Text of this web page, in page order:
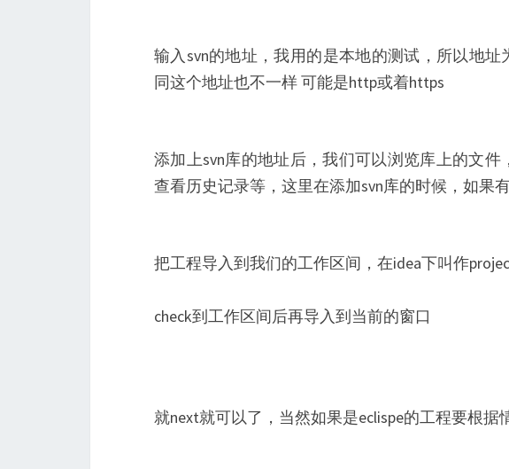
输入svn的地址，我用的是本地的测试，所以地址
同这个地址也不一样 可能是http或着https
添加上svn库的地址后，我们可以浏览库上的文件
查看历史记录等，这里在添加svn库的时候，如果
把工程导入到我们的工作区间，在idea下叫作
check到工作区间后再导入到当前的窗口
就next就可以了，当然如果是eclispe的工程要根据